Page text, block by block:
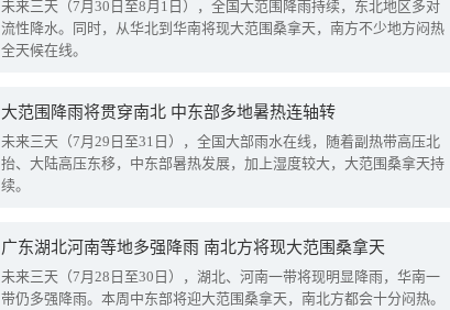
未来三天（7月30日至8月1日），全国大范围降雨持续，东北地区多对
流性降水。同时，从华北到华南将现大范围桑拿天，南方不少地方闷热
全天候在线。
大范围降雨将贯穿南北 中东部多地暑热连轴转
未来三天（7月29日至31日），全国大部雨水在线，随着副热带高压北
抬、大陆高压东移，中东部暑热发展，加上湿度较大，大范围桑拿天持
续。
广东湖北河南等地多强降雨 南北方将现大范围桑拿天
未来三天（7月28日至30日），湖北、河南一带将现明显降雨，华南一
带仍多强降雨。本周中东部将迎大范围桑拿天，南北方都会十分闷热。